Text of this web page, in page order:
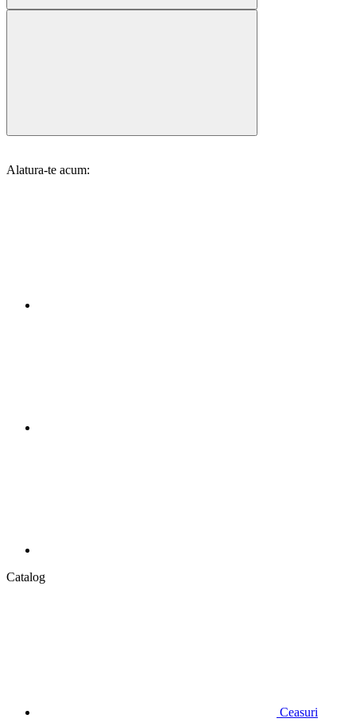
Alatura-te acum:
Catalog
Ceasuri